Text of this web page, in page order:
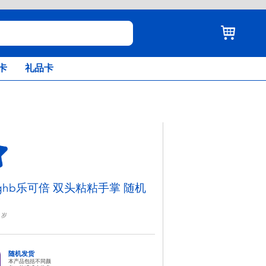
礼品卡
乐可倍 双头粘粘手掌 随机
岁
随机发货
本产品包括不同颜